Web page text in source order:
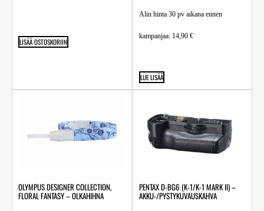
LISÄÄ OSTOSKORIIN
Alin hinta 30 pv aikana ennen
kampanjaa: 14,90 €
LUE LISÄÄ
OLYMPUS DESIGNER COLLECTION,
FLORAL FANTASY – OLKAHIHNA
PENTAX D-BG6 (K-1/K-1 MARK II) –
AKKU-/PYSTYKUVAUSKAHVA